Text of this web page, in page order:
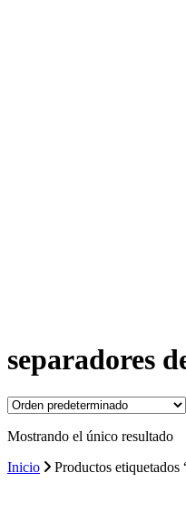
separadores
Mostrando el único resultado
Inicio
Productos etiquetados